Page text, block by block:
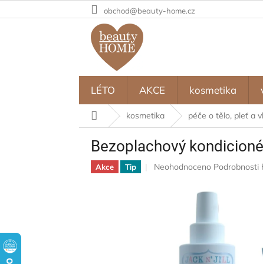
na
obchod@beauty-home.cz
LÉTO AKCE kosmetika
Domů kosmetika péče o tělo, pleť a
Bezoplachový
Akce Tip
Průměrné
hvězdiček.
Neohodnoceno Podrobnosti